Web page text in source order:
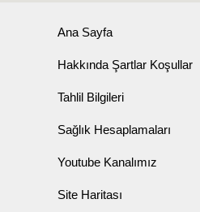
Ana Sayfa
Hakkında Şartlar Koşullar
Tahlil Bilgileri
Sağlık Hesaplamaları
Youtube Kanalımız
Site Haritası